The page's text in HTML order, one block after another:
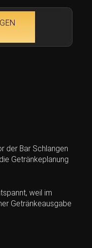
der Bar Schlangen
Getränkeplanung
weil im
Getränkeausgabe